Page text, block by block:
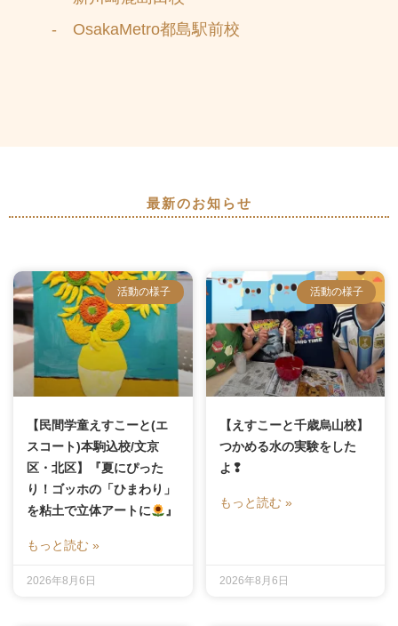
- OsakaMetro都島駅前校
最新のお知らせ
活動の様子
【民間学童えすこーと(エ
スコート)本駒込校/文京
区・北区】『夏にぴった
り！ゴッホの「ひまわり」
を粘土で立体アートに
』
もっと読む »
2026年8月6日
活動の様子
【えすこーと千歳烏山校】
つかめる水の実験をした
よ❢
もっと読む »
2026年8月6日